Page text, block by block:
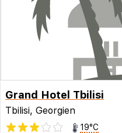
Grand Hotel Tbilisi
Tbilisi, Georgien
19°C